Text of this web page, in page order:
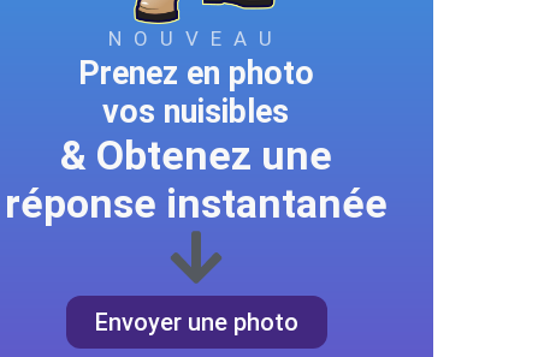
NOUVEAU
Prenez en photo
vos nuisibles
& Obtenez une
réponse instantanée
Envoyer une photo